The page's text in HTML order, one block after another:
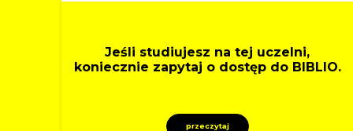
Jeśli studiujesz na tej uczelni,
koniecznie zapytaj o dostęp do BIBLIO.
przeczytaj